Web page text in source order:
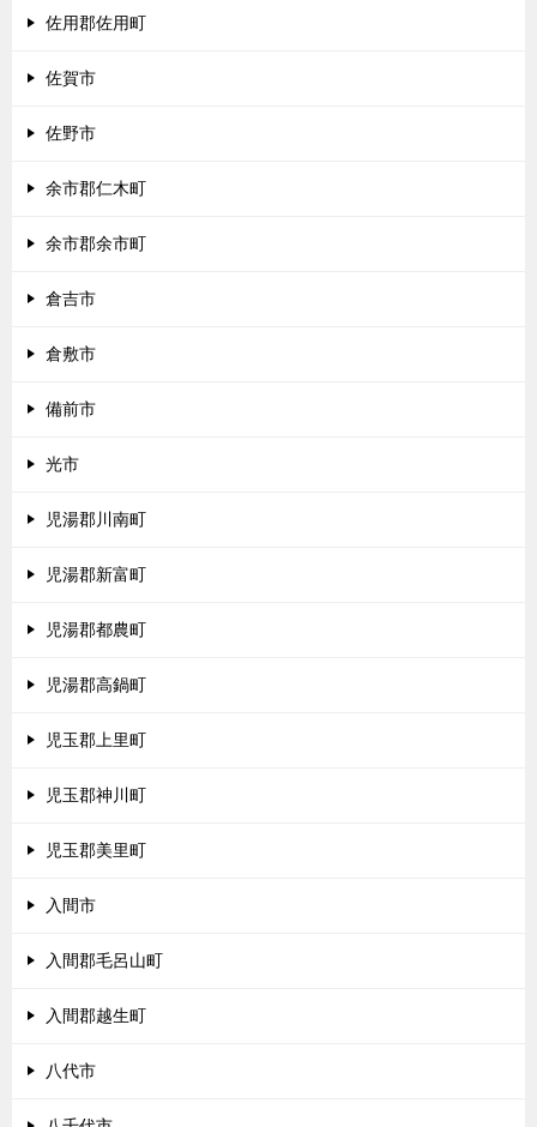
佐用郡佐用町
佐賀市
佐野市
余市郡仁木町
余市郡余市町
倉吉市
倉敷市
備前市
光市
児湯郡川南町
児湯郡新富町
児湯郡都農町
児湯郡高鍋町
児玉郡上里町
児玉郡神川町
児玉郡美里町
入間市
入間郡毛呂山町
入間郡越生町
八代市